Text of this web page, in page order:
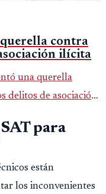
contra
ilícita
una querella
delitos de asociación
para
están
los inconvenientes